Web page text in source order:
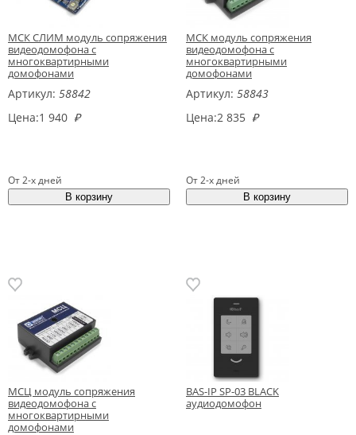
МСК СЛИМ модуль сопряжения
видеодомофона с
многоквартирными
домофонами
Артикул: 58842
Цена:1 940 ₽
От 2-х дней
МСК модуль сопряжения
видеодомофона с
многоквартирными
домофонами
Артикул: 58843
Цена:2 835 ₽
От 2-х дней
МСЦ модуль сопряжения
видеодомофона с
многоквартирными
домофонами
BAS-IP SP-03 BLACK
аудиодомофон